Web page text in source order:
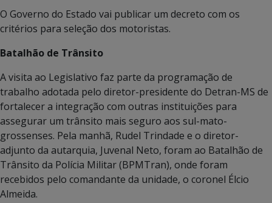
O Governo do Estado vai publicar um decreto com os
critérios para seleção dos motoristas.
Batalhão de Trânsito
A visita ao Legislativo faz parte da programação de
trabalho adotada pelo diretor-presidente do Detran-MS de
fortalecer a integração com outras instituições para
assegurar um trânsito mais seguro aos sul-mato-
grossenses. Pela manhã, Rudel Trindade e o diretor-
adjunto da autarquia, Juvenal Neto, foram ao Batalhão de
Trânsito da Polícia Militar (BPMTran), onde foram
recebidos pelo comandante da unidade, o coronel Élcio
Almeida.